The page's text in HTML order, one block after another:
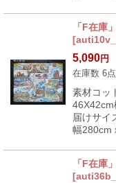
「F在庫
[
5,090円
在庫数 6点
素材コッ
届けサイ
幅280cm
「F在庫
[